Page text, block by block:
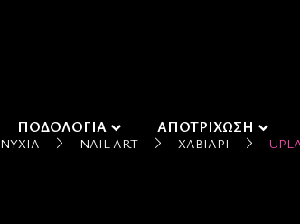
ΠΟΔΟΛΟΓΙΑ ΑΠΟΤΡΙΧΩΣΗ
ΝΎΧΙΑ NAIL ART ΧΑΒΙΆΡΙ